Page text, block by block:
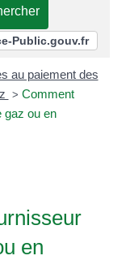
Public.gouv.fr
au paiement des
> Comment
gaz ou en
en